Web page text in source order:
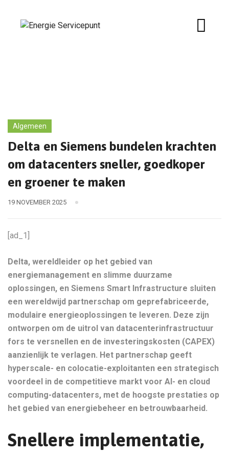
content
Algemeen
Delta en Siemens bundelen krachten
om datacenters sneller, goedkoper
en groener te maken
19 NOVEMBER 2025
[ad_1]
Delta, wereldleider op het gebied van
energiemanagement en slimme duurzame
oplossingen, en Siemens Smart Infrastructure sluiten
een wereldwijd partnerschap om geprefabriceerde,
modulaire energieoplossingen te leveren. Deze zijn
ontworpen om de uitrol van datacenterinfrastructuur
fors te versnellen en de investeringskosten (CAPEX)
aanzienlijk te verlagen. Het partnerschap geeft
hyperscale- en colocatie-exploitanten een strategisch
voordeel in de competitieve markt voor AI- en cloud
computing-datacenters, met de hoogste prestaties op
het gebied van energiebeheer en betrouwbaarheid.
Snellere implementatie,